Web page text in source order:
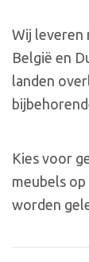
Wij leveren
België en
landen
Kies voor
meubels
worden